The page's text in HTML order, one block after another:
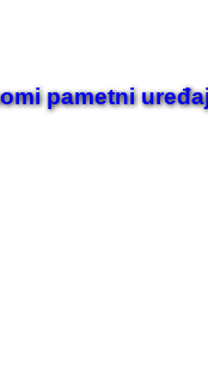
pametni